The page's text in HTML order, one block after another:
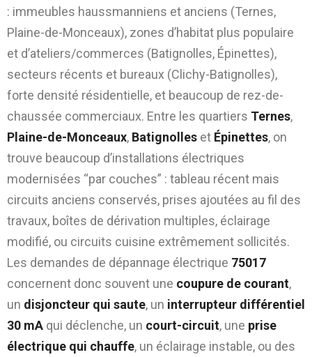
: immeubles haussmanniens et anciens (Ternes,
Plaine-de-Monceaux), zones d’habitat plus populaire
et d’ateliers/commerces (Batignolles, Épinettes),
secteurs récents et bureaux (Clichy-Batignolles),
forte densité résidentielle, et beaucoup de rez-de-
chaussée commerciaux. Entre les quartiers Ternes,
Plaine-de-Monceaux, Batignolles et Épinettes, on
trouve beaucoup d’installations électriques
modernisées “par couches” : tableau récent mais
circuits anciens conservés, prises ajoutées au fil des
travaux, boîtes de dérivation multiples, éclairage
modifié, ou circuits cuisine extrêmement sollicités.
Les demandes de dépannage électrique 75017
concernent donc souvent une coupure de courant,
un disjoncteur qui saute, un interrupteur différentiel
30 mA qui déclenche, un court-circuit, une prise
électrique qui chauffe, un éclairage instable, ou des